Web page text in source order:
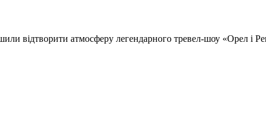
відтворити атмосферу легендарного тревел-шоу «Орел і